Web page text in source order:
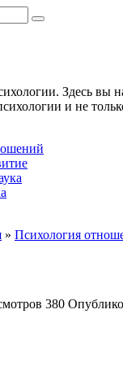
Здесь вы
и не
» Психология
380